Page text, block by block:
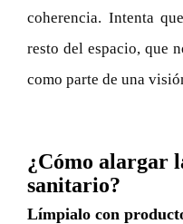
coherencia. Intenta
resto del espacio, que
como parte de una
¿Cómo alargar
sanitario?
Límpialo con